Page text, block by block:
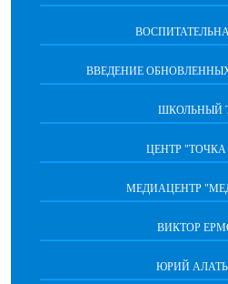
ВВЕДЕНИЕ
ШКОЛЬНЫЙ
ЦЕНТР
МЕДИАЦЕНТР
ВИКТОР
ЮРИЙ